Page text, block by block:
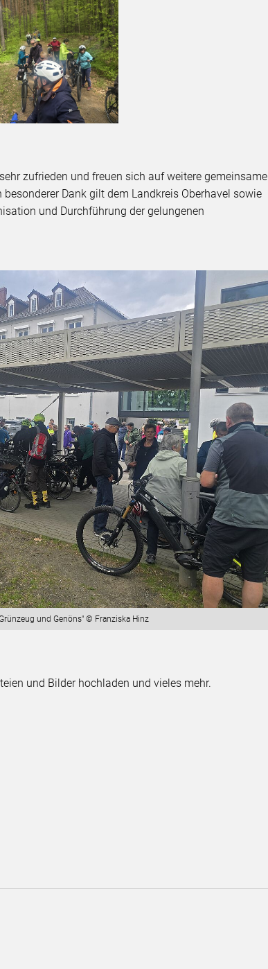
zufrieden und freuen sich auf weitere gemeinsame
Dank gilt dem Landkreis Oberhavel sowie
und Durchführung der gelungenen
und Genöns" © Franziska Hinz
und Bilder hochladen und vieles mehr.